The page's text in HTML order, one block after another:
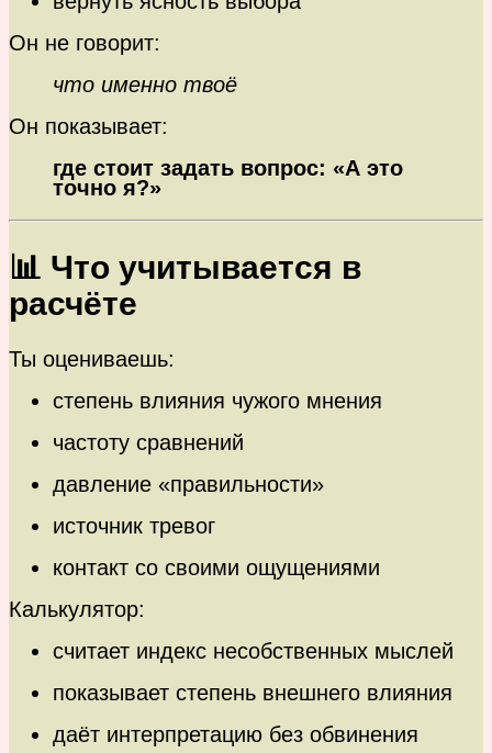
Он не говорит:
что именно твоё
Он показывает:
где стоит задать вопрос: «А это
точно я?»
📊 Что учитывается в
расчёте
Ты оцениваешь:
степень влияния чужого мнения
частоту сравнений
давление «правильности»
источник тревог
контакт со своими ощущениями
Калькулятор:
считает индекс несобственных мыслей
показывает степень внешнего влияния
даёт интерпретацию без обвинения